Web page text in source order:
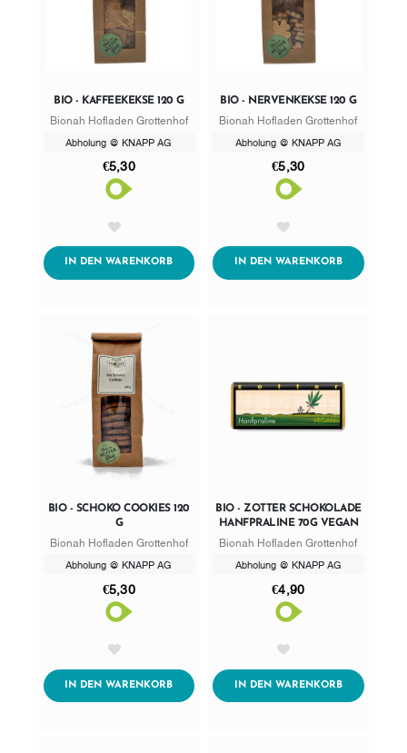
BIO - KAFFEEKEKSE 120 G
Bionah Hofladen Grottenhof
Abholung @ KNAPP AG
€5,30
IN DEN WARENKORBADDTOCART
BIO - NERVENKEKSE 120 G
Bionah Hofladen Grottenhof
Abholung @ KNAPP AG
€5,30
IN DEN WARENKORBADDTOCART
BIO - SCHOKO COOKIES 120
G
Bionah Hofladen Grottenhof
Abholung @ KNAPP AG
€5,30
IN DEN WARENKORBADDTOCART
BIO - ZOTTER SCHOKOLADE
HANFPRALINE 70G VEGAN
Bionah Hofladen Grottenhof
Abholung @ KNAPP AG
€4,90
IN DEN WARENKORBADDTOCART